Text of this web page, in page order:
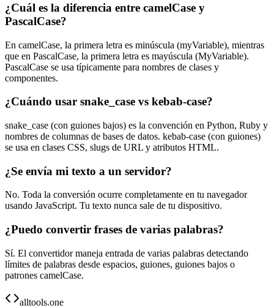
¿Cuál es la diferencia entre camelCase y
PascalCase?
En camelCase, la primera letra es minúscula (myVariable), mientras
que en PascalCase, la primera letra es mayúscula (MyVariable).
PascalCase se usa típicamente para nombres de clases y
componentes.
¿Cuándo usar snake_case vs kebab-case?
snake_case (con guiones bajos) es la convención en Python, Ruby y
nombres de columnas de bases de datos. kebab-case (con guiones)
se usa en clases CSS, slugs de URL y atributos HTML.
¿Se envía mi texto a un servidor?
No. Toda la conversión ocurre completamente en tu navegador
usando JavaScript. Tu texto nunca sale de tu dispositivo.
¿Puedo convertir frases de varias palabras?
Sí. El convertidor maneja entrada de varias palabras detectando
límites de palabras desde espacios, guiones, guiones bajos o
patrones camelCase.
alltools.one